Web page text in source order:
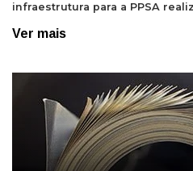
infraestrutura para a PPSA
Ver mais